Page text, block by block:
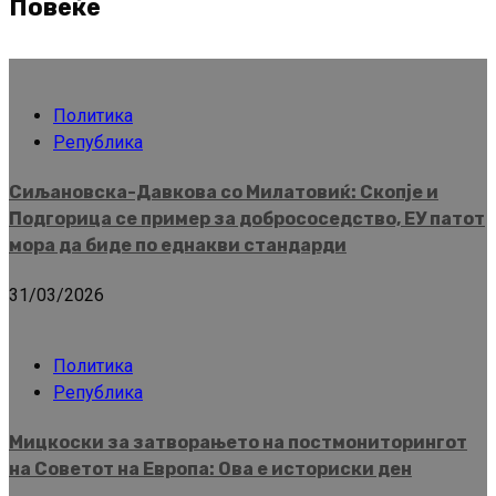
Повеќе
Политика
Република
Сиљановска-Давкова со Милатовиќ: Скопје и
Подгорица се пример за добрососедство, ЕУ патот
мора да биде по еднакви стандарди
31/03/2026
Политика
Република
Мицкоски за затворањето на постмониторингот
на Советот на Европа: Ова е историски ден